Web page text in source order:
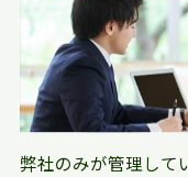
弊社のみが管理して